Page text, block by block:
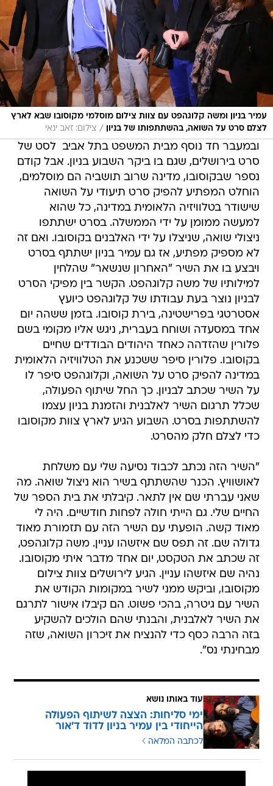
עמיר בניון ומשה קלוגהפט עם צוות צילום מוסלמי מקוסובו שבא לארץ
לצלם סרט על השואה, בהשתתפותו של בניון
/ צילום: זאב ינאי
ובמעבר חד נוסף מבית המשפט בתל אביב  לסט של
סרט בירושלים, שגם בו ביקר השבוע בניון. אבל קודם
נספר שבקוסובו, מדינה שרוב תושביה הם מוסלמים,
הוחלט המפתיע להפיק סרט תיעודי על השואה
שישודר בטלוויזיה הלאומית במדינה, כל שהוא
למעשה ממומן על ידי הממשלה. בסרט ישתתפו
ניצולי שואה, שניצלו על ידי האלבנים בקוסובו. ואם זה
לא מספיק מפתיע, אז גם עמיר בניון ישתתף בסרט
ויבצע בו את השיר "האחרון שנשאר" שהלחין
למילותיו של משה קלוגהפט. הקשר בין מפיקי הסרט
לבניון נוצר בעת עבודתו של קלוגהפט כיועץ
אסטרטגי בפרישטינה, בירת קוסובו. בזמן ששהה יום
אחד במסעדה ושוחח בעברית, ניגש אליו מקומי בשם
פלורין שהזדהה כאחד היהודים הבודדים שחיים
בקוסובו. פלורין סיפר ששכנע את הטלוויזיה הלאומית
במדינה להפיק סרט על השואה, וקלוגהפט סיפר לו
על השיר שכתב לבניון. כך החל שיתוף הפעולה,
שכלל תרגום השיר לאלבנית והזמנת בניון עצמו
להשתתפות בסרט. השבוע הגיע לארץ צוות מקוסובו
כדי לצלם חלק מהסרט.
"השיר הזה נכתב לכבוד נסיעה שלי עם משלחת
לאושוויץ. הכנר שהשתתף בשיר הוא ניצול שואה. מה
שאני עברתי שם אין לתאר. קיבלתי את בית הספר של
החיים שלי. גם הייתי חולה לפחות חודשיים. היה לי
מאוד קשה. הופעתי עם השיר הזה עם תזמורת מאוד
גדולה שם. זה תפס שם איזשהו עניין. משה קלוגהפט,
זה שכתב את הטקסט, יום אחד מדבר איתי מקוסובו.
נהיה שם איזשהו עניין. הגיע לירושלים צוות צילום
מקוסובו, וביקש ממני לשיר במקומות הקודש את
השיר עם גיטרה, בהכי פשוט. הם קיבלו אישור לתרגם
את השיר לאלבנית, והבנתי שהם הולכים להשקיע
בזה הרבה כסף כדי להנציח את זיכרון השואה, שזה
מבחינתי נס".
עוד באותו נושא
ימי סליחות: הצצה לשיתוף הפעולה
הייחודי בין עמיר בניון לדוד ד'אור
לכתבה המלאה